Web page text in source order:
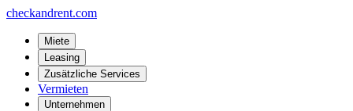
checkandrent.com
Miete
Leasing
Zusätzliche Services
Vermieten
Unternehmen